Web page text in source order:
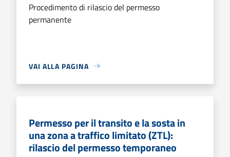
Procedimento di rilascio del permesso
permanente
VAI ALLA PAGINA
Permesso per il transito e la sosta in
una zona a traffico limitato (ZTL):
rilascio del permesso temporaneo